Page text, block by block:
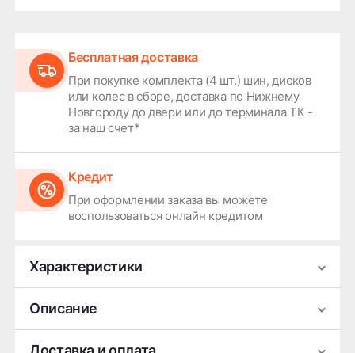
Бесплатная доставка
При покупке комплекта (4 шт.) шин, дисков
или колес в сборе, доставка по Нижнему
Новгороду до двери или до терминала ТК -
за наш счет*
Кредит
При оформлении заказа вы можете
воспользоваться онлайн кредитом
Характеристики
Производитель
Ширина
7
Диаметр
17
Описание
Легковой литой колёсный диск NEO 740 выполнен